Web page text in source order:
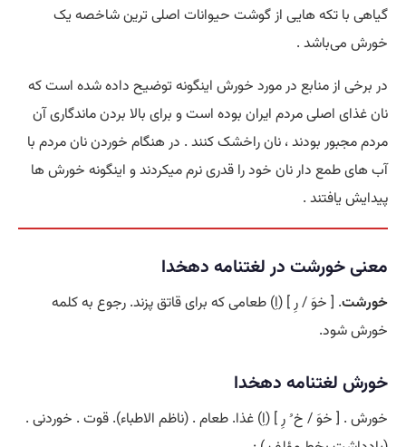
گیاهی با تکه هایی از گوشت حیوانات اصلی ترین شاخصه یک
خورش می‌باشد .
در برخی از منابع در مورد خورش اینگونه توضیح داده شده است که
نان غذای اصلی مردم ایران بوده است و برای بالا بردن ماندگاری آن
مردم مجبور بودند ، نان راخشک کنند . در هنگام خوردن نان مردم با
آب های طمع دار نان خود را قدری نرم میکردند و اینگونه خورش ها
پیدایش یافتند .
معنی خورشت در لغتنامه دهخدا
خورشت. [ خوَ / رِ ] (اِ) طعامی که برای قاتق پزند. رجوع به کلمه
خورش شود.
خورش لغتنامه دهخدا
خورش . [ خوَ / خ ُ رِ ] (اِ) غذا. طعام . (ناظم الاطباء). قوت . خوردنی .